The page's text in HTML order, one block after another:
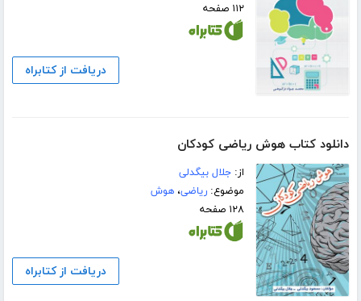
۱۱۲ صفحه
دریافت از کتابراه
دانلود کتاب هوش ریاضی کودکان
از:جلال بیگدلی
موضوع:ریاضی،هوش
۱۲۸ صفحه
دریافت از کتابراه